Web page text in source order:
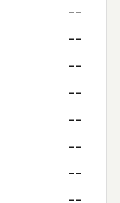
--
--
--
--
--
--
--